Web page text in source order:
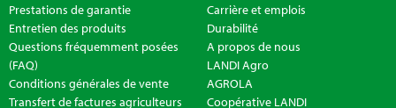
Prestations de garantie
Entretien des produits
Questions fréquemment posées
(FAQ)
Conditions générales de vente
Transfert de factures agriculteurs
Carrière et emplois
Durabilité
A propos de nous
LANDI Agro
AGROLA
Coopérative LANDI